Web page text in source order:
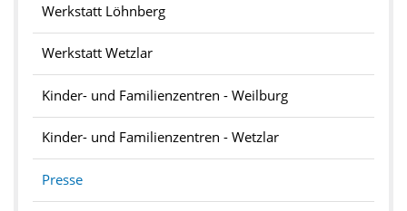
Werkstatt Löhnberg
Werkstatt Wetzlar
Kinder- und Familienzentren - Weilburg
Kinder- und Familienzentren - Wetzlar
Presse